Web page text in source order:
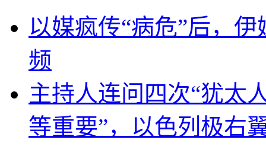
以媒疯传“病危”后，
频
主持人连问四次“犹太
等重要”，以色列极右